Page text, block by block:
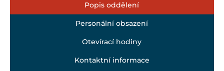
Popis oddělení
Personální obsazení
Otevírací hodiny
Kontaktní informace